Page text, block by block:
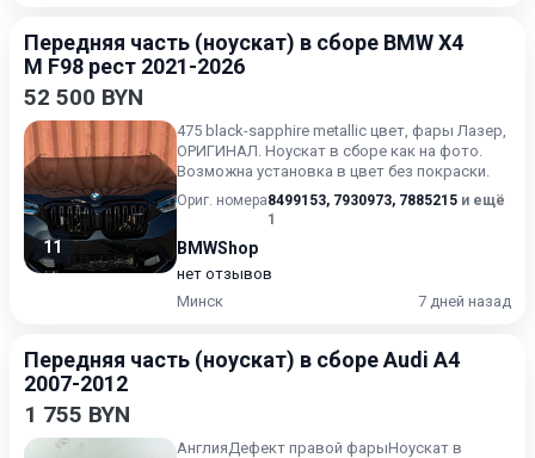
Передняя часть (ноускат) в сборе BMW X4
M F98 рест 2021-2026
52 500 BYN
11
475 black-sapphire metallic цвет, фары Лазер,
ОРИГИНАЛ. Ноускат в сборе как на фото.
Возможна установка в цвет без покраски.
Ориг. номера8499153, 7930973, 7885215 и ещё
1
BMWShop
нет отзывов
Минск
7 дней назад
Передняя часть (ноускат) в сборе Audi A4
2007-2012
1 755 BYN
АнглияДефект правой фарыНоускат в